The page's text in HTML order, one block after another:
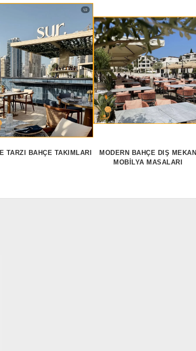
TARZI BAHÇE TAKIMLARI
MODERN BAHÇE DIŞ MEKAN
MOBILYA MASALARI